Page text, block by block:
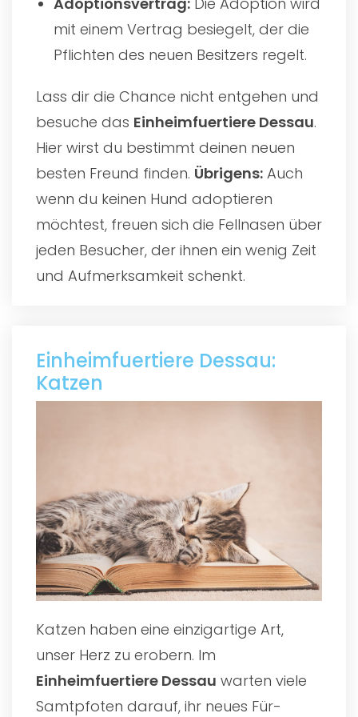
mit einem Vertrag besiegelt, der die
Pflichten des neuen Besitzers regelt.
Lass dir die Chance nicht entgehen und
besuche das Einheimfuertiere Dessau.
Hier wirst du bestimmt deinen neuen
besten Freund finden. Übrigens: Auch
wenn du keinen Hund adoptieren
möchtest, freuen sich die Fellnasen über
jeden Besucher, der ihnen ein wenig Zeit
und Aufmerksamkeit schenkt.
Einheimfuertiere Dessau:
Katzen
Katzen haben eine einzigartige Art,
unser Herz zu erobern. Im
Einheimfuertiere Dessau warten viele
Samtpfoten darauf, ihr neues Für-